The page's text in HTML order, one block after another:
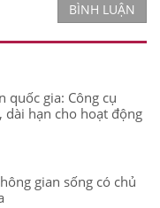
BÌNH LUẬN
quốc gia: Công cụ
hạn cho hoạt động
gian sống có chủ